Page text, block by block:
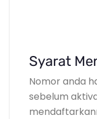
Syarat
Nomor anda
sebelum